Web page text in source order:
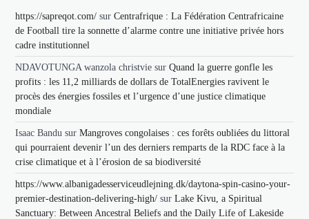
https://sapreqot.com/ surCentrafrique : La Fédération Centrafricaine
de Football tire la sonnette d’alarme contre une initiative privée hors
cadre institutionnel
NDAVOTUNGA wanzola christvie surQuand la guerre gonfle les
profits : les 11,2 milliards de dollars de TotalEnergies ravivent le
procès des énergies fossiles et l’urgence d’une justice climatique
mondiale
Isaac Bandu surMangroves congolaises : ces forêts oubliées du littoral
qui pourraient devenir l’un des derniers remparts de la RDC face à la
crise climatique et à l’érosion de sa biodiversité
https://www.albanigadesserviceudlejning.dk/daytona-spin-casino-your-
premier-destination-delivering-high/ surLake Kivu, a Spiritual
Sanctuary: Between Ancestral Beliefs and the Daily Life of Lakeside